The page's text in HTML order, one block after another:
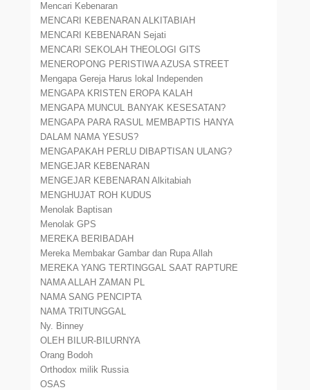
Mencari Kebenaran
MENCARI KEBENARAN ALKITABIAH
MENCARI KEBENARAN Sejati
MENCARI SEKOLAH THEOLOGI GITS
MENEROPONG PERISTIWA AZUSA STREET
Mengapa Gereja Harus lokal Independen
MENGAPA KRISTEN EROPA KALAH
MENGAPA MUNCUL BANYAK KESESATAN?
MENGAPA PARA RASUL MEMBAPTIS HANYA
DALAM NAMA YESUS?
MENGAPAKAH PERLU DIBAPTISAN ULANG?
MENGEJAR KEBENARAN
MENGEJAR KEBENARAN Alkitabiah
MENGHUJAT ROH KUDUS
Menolak Baptisan
Menolak GPS
MEREKA BERIBADAH
Mereka Membakar Gambar dan Rupa Allah
MEREKA YANG TERTINGGAL SAAT RAPTURE
NAMA ALLAH ZAMAN PL
NAMA SANG PENCIPTA
NAMA TRITUNGGAL
Ny. Binney
OLEH BILUR-BILURNYA
Orang Bodoh
Orthodox milik Russia
OSAS